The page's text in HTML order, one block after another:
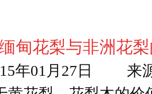
甸花梨与非洲花
年01月27日 来